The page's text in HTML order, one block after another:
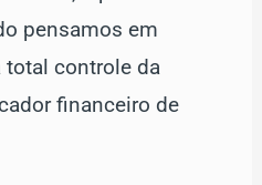
pensamos em
total controle da
financeiro de